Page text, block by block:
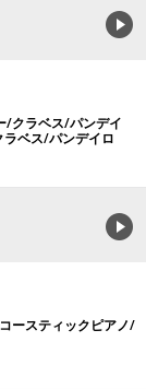
/クラベス/パンデイ
ベス/パンデイロ
ースティックピアノ/